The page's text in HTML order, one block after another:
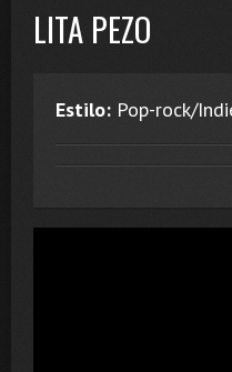
LITA PEZO
Estilo: Pop-rock/